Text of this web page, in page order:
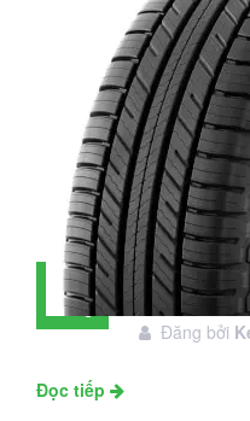
28
Tháng
Đánh giá
Đáng đầu
Đăng bởi
Đọc tiếp